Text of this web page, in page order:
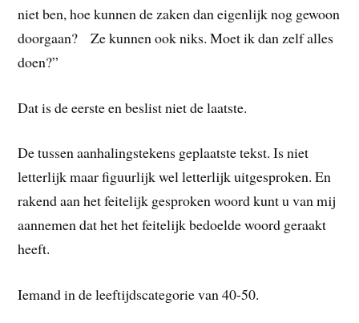
niet ben, hoe kunnen de zaken dan eigenlijk nog gewoon
doorgaan? Ze kunnen ook niks. Moet ik dan zelf alles
doen?”
Dat is de eerste en beslist niet de laatste.
De tussen aanhalingstekens geplaatste tekst. Is niet
letterlijk maar figuurlijk wel letterlijk uitgesproken. En
rakend aan het feitelijk gesproken woord kunt u van mij
aannemen dat het het feitelijk bedoelde woord geraakt
heeft.
Iemand in de leeftijdscategorie van 40-50.